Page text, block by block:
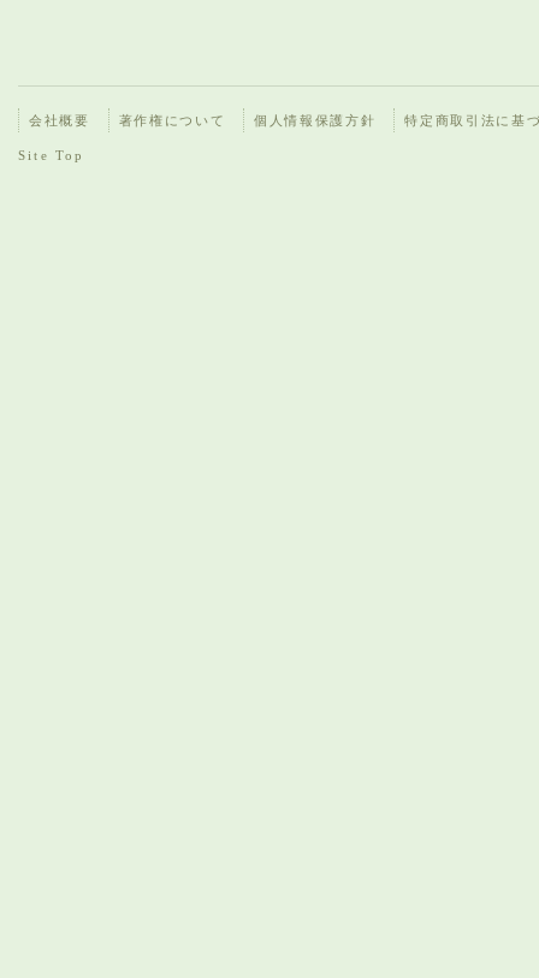
会社概要 著作権について 個人情報保護方針 特定商取引法に基
Site Top